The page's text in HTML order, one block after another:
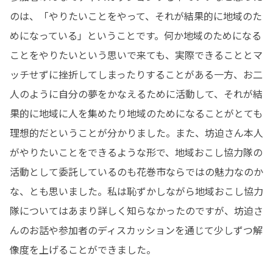
のは、「やりたいことをやって、それが結果的に地域のた
めになっている」ということです。何か地域のためになる
ことをやりたいという思いで来ても、実際できることとマ
ッチせずに挫折してしまったりすることがある一方、お二
人のように自分の夢をかなえるために活動して、それが結
果的に地域に人を集めたり地域のためになることがとても
理想的だということが分かりました。また、坊迫さん本人
がやりたいことをできるような形で、地域おこし協力隊の
活動として委託しているのも花巻市ならではの魅力なのか
な、とも思いました。私は恥ずかしながら地域おこし協力
隊についてはあまり詳しく知らなかったのですが、坊迫さ
んのお話や参加者のディスカッションを通じて少しずつ解
像度を上げることができました。